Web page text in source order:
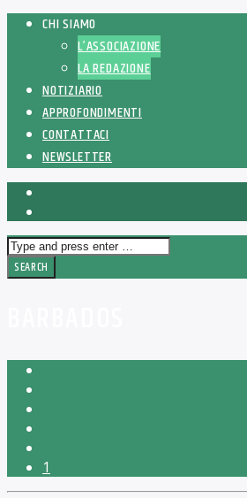
CHI SIAMO
L’ASSOCIAZIONE
LA REDAZIONE
NOTIZIARIO
APPROFONDIMENTI
CONTATTACI
NEWSLETTER
1